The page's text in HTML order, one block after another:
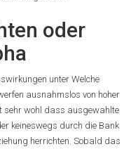
oder
unter Welche
ausnahmslos von hoher
sehr wohl dass ausgewahlte
keineswegs durch die Bank
herrichten. Sobald das